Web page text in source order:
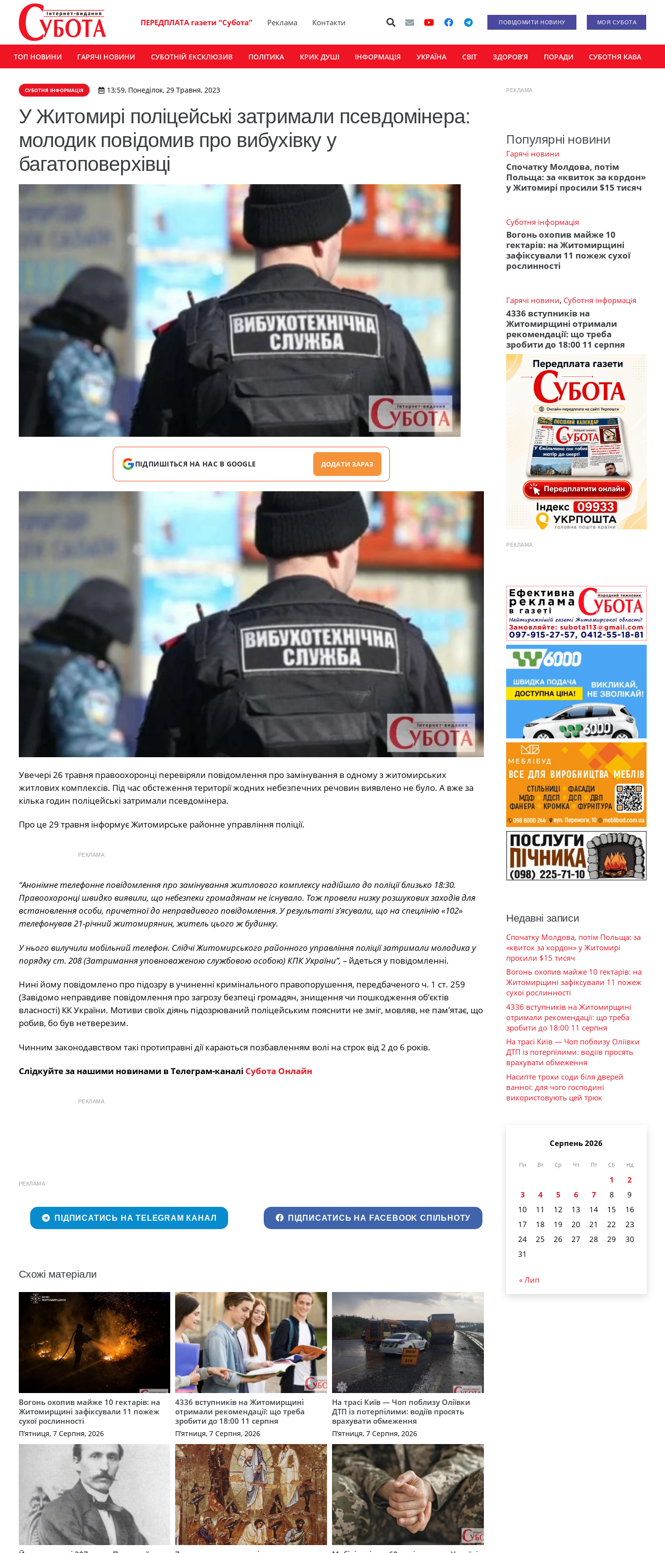
ПЕРЕДПЛАТА газети “Субота” Реклама Контакти ПОВІДОМИТИ НОВИНУ МОЯ СУБОТА
ТОП НОВИНИ ГАРЯЧІ НОВИНИ СУБОТНІЙ ЕКСКЛЮЗИВ ПОЛІТИКА КРИК ДУШІ ІНФОРМАЦІЯ УКРАЇНА СВІТ ЗДОРОВ’Я ПОРАДИ СУБОТНЯ КАВА
СУБОТНЯ ІНФОРМАЦІЯ 13:59, Понеділок, 29 Травня, 2023
У Житомирі поліцейські затримали псевдомінера:
молодик повідомив про вибухівку у
багатоповерхівці
ПІДПИШІТЬСЯ НА НАС В GOOGLE ДОДАТИ ЗАРАЗ
Увечері 26 травня правоохоронці перевіряли повідомлення про замінування в одному з житомирських
житлових комплексів. Під час обстеження території жодних небезпечних речовин виявлено не було. А вже за
кілька годин поліцейські затримали псевдомінера.
Про це 29 травня інформує Житомирське районне управління поліції.
РЕКЛАМА
“Анонімне телефонне повідомлення про замінування житлового комплексу надійшло до поліції близько 18:30.
Правоохоронці швидко виявили, що небезпеки громадянам не існувало. Тож провели низку розшукових заходів для
встановлення особи, причетної до неправдивого повідомлення. У результаті з’ясували, що на спецлінію «102»
телефонував 21-річний житомирянин, житель цього ж будинку.
У нього вилучили мобільний телефон. Слідчі Житомирського районного управління поліції затримали молодика у
порядку ст. 208 (Затримання уповноваженою службовою особою) КПК України”, –йдеться у повідомленні.
Нині йому повідомлено про підозру в учиненні кримінального правопорушення, передбаченого ч. 1 ст. 259
(Завідомо неправдиве повідомлення про загрозу безпеці громадян, знищення чи пошкодження об’єктів
власності) КК України. Мотиви своїх діянь підозрюваний поліцейським пояснити не зміг, мовляв, не пам’ятає, що
робив, бо був нетверезим.
Чинним законодавством такі протиправні дії караються позбавленням волі на строк від 2 до 6 років.
Слідкуйте за нашими новинами в Телеграм-каналі Субота Онлайн
РЕКЛАМА
РЕКЛАМА
ПІДПИСАТИСЬ НА TELEGRAM КАНАЛ ПІДПИСАТИСЬ НА FACEBOOK СПІЛЬНОТУ
Схожі матеріали
Вогонь охопив майже 10 гектарів: на
Житомирщині зафіксували 11 пожеж
сухої рослинності
П’ятниця, 7 Серпня, 2026
4336 вступників на Житомирщині
отримали рекомендації: що треба
зробити до 18:00 11 серпня
П’ятниця, 7 Серпня, 2026
На трасі Київ — Чоп поблизу Оліївки
ДТП із потерпілими: водіїв просять
врахувати обмеження
П’ятниця, 7 Серпня, 2026
РЕКЛАМА
Популярні новини
Гарячі новини
Спочатку Молдова, потім
Польща: за «квиток за кордон»
у Житомирі просили $15 тисяч
Суботня інформація
Вогонь охопив майже 10
гектарів: на Житомирщині
зафіксували 11 пожеж сухої
рослинності
Гарячі новини, Суботня інформація
4336 вступників на
Житомирщині отримали
рекомендації: що треба
зробити до 18:00 11 серпня
РЕКЛАМА
Недавні записи
Спочатку Молдова, потім Польща: за
«квиток за кордон» у Житомирі
просили $15 тисяч
Вогонь охопив майже 10 гектарів: на
Житомирщині зафіксували 11 пожеж
сухої рослинності
4336 вступників на Житомирщині
отримали рекомендації: що треба
зробити до 18:00 11 серпня
На трасі Київ — Чоп поблизу Оліївки
ДТП із потерпілими: водіїв просять
врахувати обмеження
Насипте трохи соди біля дверей
ванної: для чого господині
використовують цей трюк
Серпень 2026
Пн Вт Ср Чт Пт Сб Нд
1
2
3
4 5 6 7 8
9
10
11 12 13 14 15
16
17
18 19 20 21 22
23
24
25 26 27 28 29
30
31
« Лип